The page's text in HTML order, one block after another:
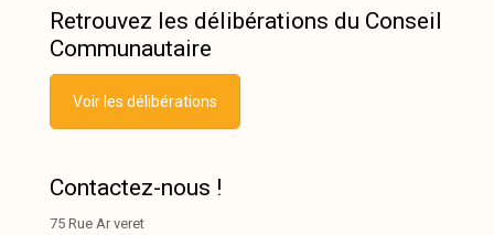
Retrouvez les délibérations du Conseil
Communautaire
Voir les délibérations
Contactez-nous !
75 Rue Ar veret